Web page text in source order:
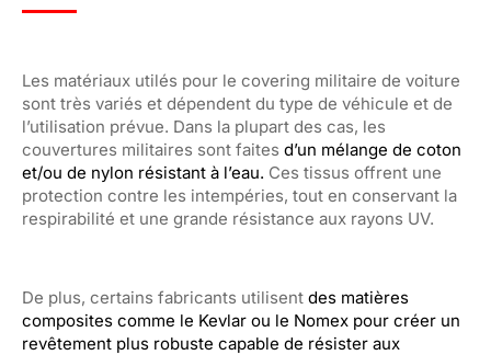
Les matériaux utilés pour le covering militaire de voiture
sont très variés et dépendent du type de véhicule et de
l’utilisation prévue. Dans la plupart des cas, les
couvertures militaires sont faites d’un mélange de coton
et/ou de nylon résistant à l’eau. Ces tissus offrent une
protection contre les intempéries, tout en conservant la
respirabilité et une grande résistance aux rayons UV.
De plus, certains fabricants utilisent des matières
composites comme le Kevlar ou le Nomex pour créer un
revêtement plus robuste capable de résister aux